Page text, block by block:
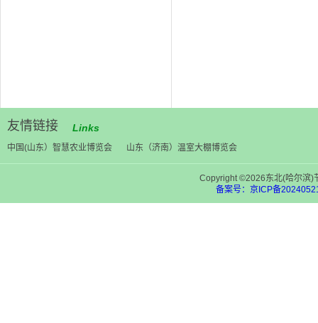
友情链接 Links
中国(山东）智慧农业博览会 山东（济南）温室大棚博览会
Copyright ©2026东北(哈尔滨)
备案号：京ICP备